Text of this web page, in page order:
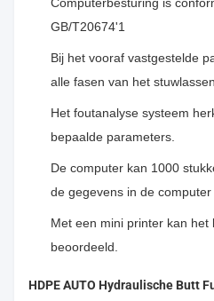
GB/T20674'1
Bij het vooraf vastgestelde
alle fasen van het
Het foutanalyse systeem
bepaalde parameters.
De computer kan 1000
de gegevens in de computer
Met een mini printer kan
beoordeeld.
HDPE AUTO Hydraulische Butt